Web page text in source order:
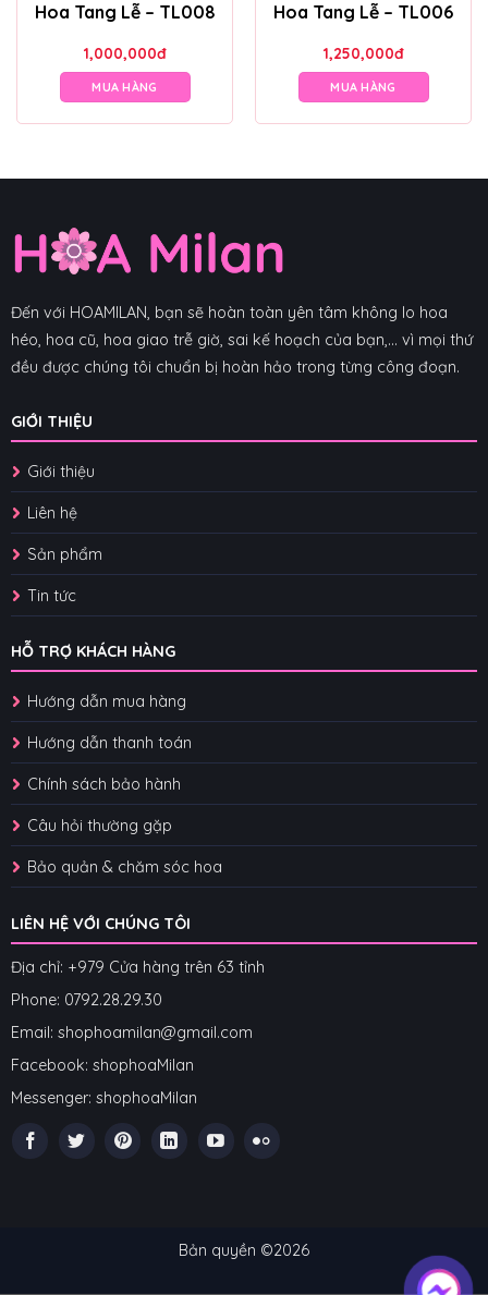
Hoa Tang Lễ – TL008
1,000,000đ
MUA HÀNG
Hoa Tang Lễ – TL006
1,250,000đ
MUA HÀNG
Đến với HOAMILAN, bạn sẽ hoàn toàn yên tâm không lo hoa
héo, hoa cũ, hoa giao trễ giờ, sai kế hoạch của bạn,... vì mọi thứ
đều được chúng tôi chuẩn bị hoàn hảo trong từng công đoạn.
GIỚI THIỆU
Giới thiệu
Liên hệ
Sản phẩm
Tin tức
HỖ TRỢ KHÁCH HÀNG
Hướng dẫn mua hàng
Hướng dẫn thanh toán
Chính sách bảo hành
Câu hỏi thường gặp
Bảo quản & chăm sóc hoa
LIÊN HỆ VỚI CHÚNG TÔI
Địa chỉ: +979 Cửa hàng trên 63 tỉnh
Phone: 0792.28.29.30
Email: shophoamilan@gmail.com
Facebook: shophoaMilan
Messenger: shophoaMilan
Bản quyền ©2026